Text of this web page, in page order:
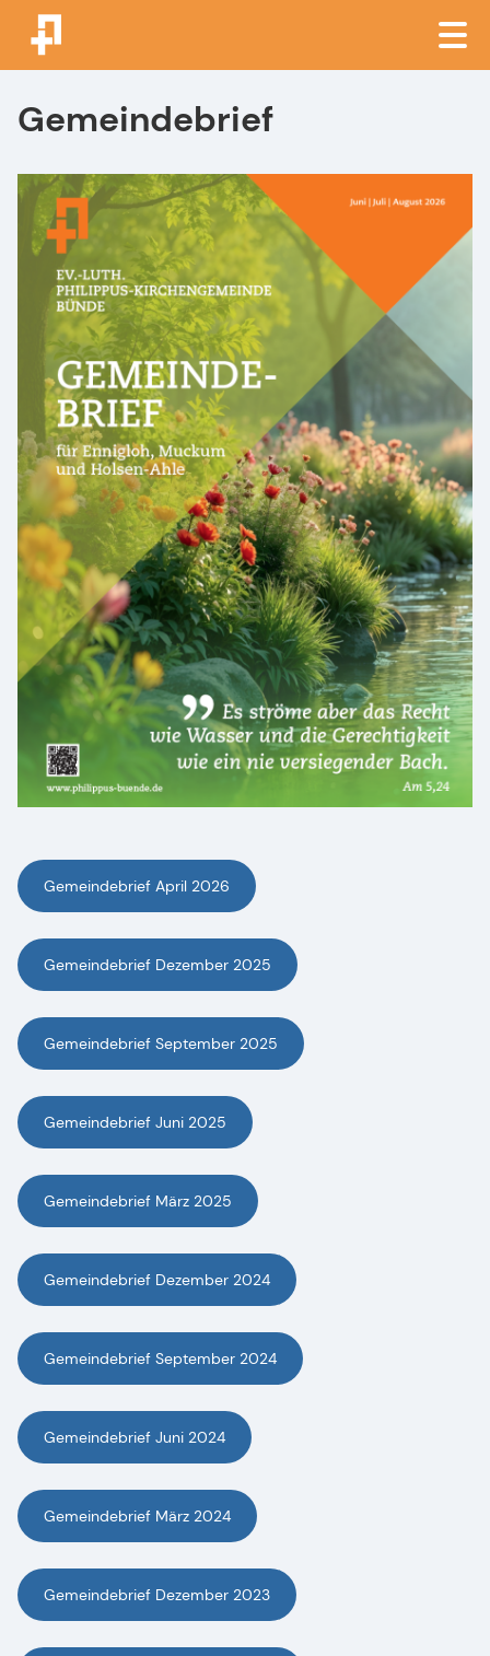
Gemeindebrief
Gemeindebrief April 2026
Gemeindebrief Dezember 2025
Gemeindebrief September 2025
Gemeindebrief Juni 2025
Gemeindebrief März 2025
Gemeindebrief Dezember 2024
Gemeindebrief September 2024
Gemeindebrief Juni 2024
Gemeindebrief März 2024
Gemeindebrief Dezember 2023